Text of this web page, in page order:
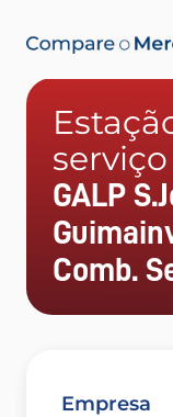
serviço
GALP
Comb.
Empresa